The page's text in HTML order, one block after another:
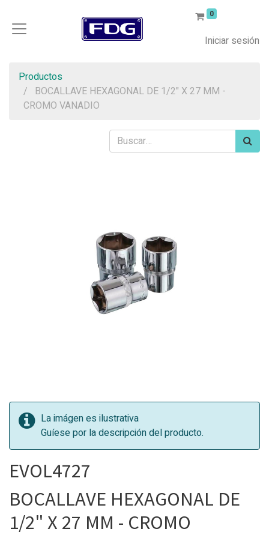
0
Iniciar sesión
Productos
BOCALLAVE HEXAGONAL DE 1/2" X 27 MM -
CROMO VANADIO
La imágen es ilustrativa
Guíese por la descripción del producto.
EVOL4727
BOCALLAVE HEXAGONAL DE
1/2" X 27 MM - CROMO